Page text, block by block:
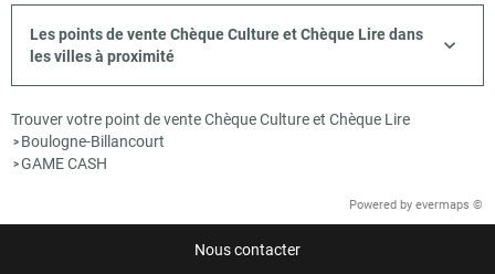
Les points de vente Chèque Culture et Chèque Lire dans
les villes à proximité
Trouver votre point de vente Chèque Culture et Chèque Lire
> Boulogne-Billancourt
>GAME CASH
Powered by evermaps ©
Nous contacter